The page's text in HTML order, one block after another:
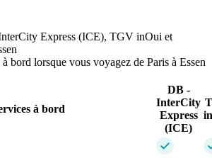
Express (ICE), TGV inOui et
bord lorsque vous voyagez de Paris à Essen
à bord
DB -
InterCity
Express
(ICE)